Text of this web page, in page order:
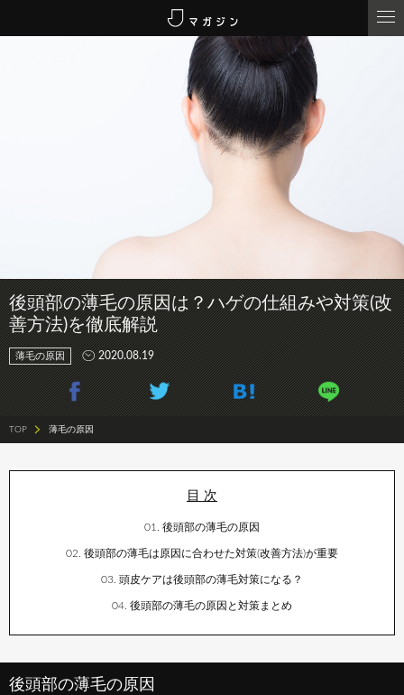
後頭部の薄毛の原因は？ハゲの仕組みや対策(改
善方法)を徹底解説
薄毛の原因 2020.08.19
TOP 薄毛の原因
後頭部の薄毛の原因
後頭部の薄毛は原因に合わせた対策(改善方法)が重要
頭皮ケアは後頭部の薄毛対策になる？
後頭部の薄毛の原因と対策まとめ
後頭部の薄毛の原因